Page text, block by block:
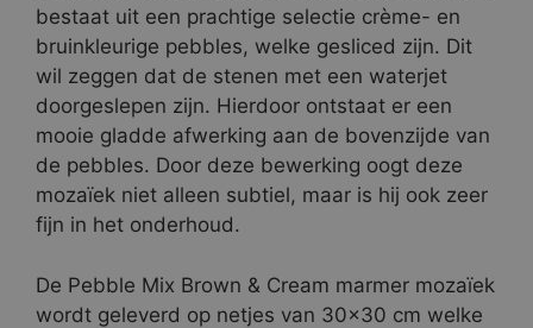
bestaat uit een prachtige selectie crème- en
bruinkleurige pebbles, welke gesliced zijn. Dit
wil zeggen dat de stenen met een waterjet
doorgeslepen zijn. Hierdoor ontstaat er een
mooie gladde afwerking aan de bovenzijde van
de pebbles. Door deze bewerking oogt deze
mozaïek niet alleen subtiel, maar is hij ook zeer
fijn in het onderhoud.
De Pebble Mix Brown & Cream marmer mozaïek
wordt geleverd op netjes van 30×30 cm welke